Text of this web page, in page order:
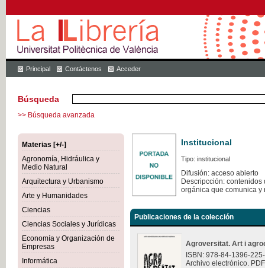
Principal Contáctenos Acceder
Búsqueda
>> Búsqueda avanzada
Materias [+/-]
Agronomía, Hidráulica y
Medio Natural
Arquitectura y Urbanismo
Arte y Humanidades
Ciencias
Ciencias Sociales y Jurídicas
Economía y Organización de
Empresas
Informática
Institucional
Tipo: institucional
Difusión: acceso abierto
Descripcción:
orgánica que comunica y
Publicaciones de la colección
Agroversitat. Art i
ISBN: 978-84-1396-
Archivo electrónico.